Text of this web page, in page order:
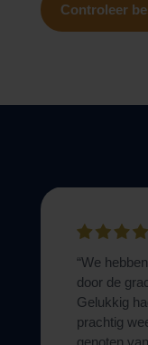
Controleer
“We
door de
Gelukkig
prachtig
genoten